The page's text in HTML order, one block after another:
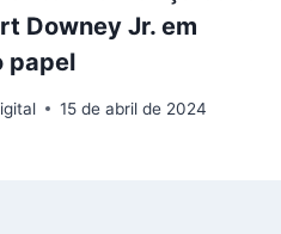
Downey Jr. em
papel
15 de abril de 2024